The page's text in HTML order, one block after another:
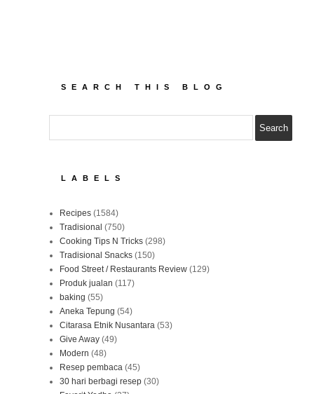
SEARCH THIS BLOG
LABELS
Recipes (1584)
Tradisional (750)
Cooking Tips N Tricks (298)
Tradisional Snacks (150)
Food Street / Restaurants Review (129)
Produk jualan (117)
baking (55)
Aneka Tepung (54)
Citarasa Etnik Nusantara (53)
Give Away (49)
Modern (48)
Resep pembaca (45)
30 hari berbagi resep (30)